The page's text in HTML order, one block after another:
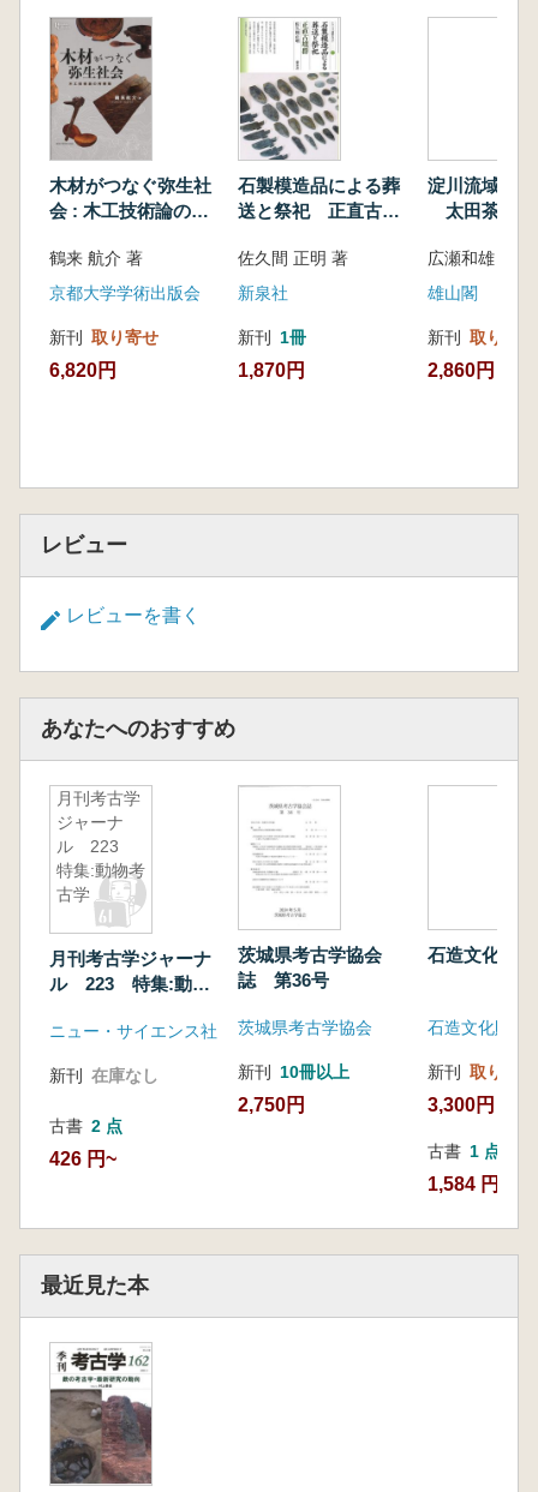
東北地方における古墳時代の鍛冶関連遺跡・遺
構(能登谷宣康)
古代〜近代の鉄と社会
古代の西部瀬戸内における製鉄導入とその背景
(村上恭通)
古代・中世日本の炭窯と技術系譜(上栫 武)
信之)
戦国時代の鉄をめぐる地域間関係― 淀川を遡
遺跡からみた幕末の近代産業化と鉄― 日本の
伝統技術と西洋の近代技術―(笹田朋孝)
坂田貝塚―(亀井 翼)
国府推定域の遺跡― 神奈川県平塚市六ノ域遺
跡第20地点―(土 任隆)
リレー連載・考古学の旬 第20回
木材がつなぐ弥生社
会 : 木工技術論の再
鶴来 航介 著
京都大学学術出版会
新刊 取り寄せ
6,820円
石製模造品による葬
送と祭祀 正直古墳
佐久間 正明 著
新泉社
新刊 1冊
1,870円
淀川流域の
太田茶臼山
て
雄山閣
新刊 取り寄せ
2,860円
レビュー
レビューを書く
あなたへのおすすめ
月刊考古学
ジャーナ
ル 223
特集:動物考
古学
月刊考古学ジャーナ
ル 223 特集:動物
ニュー・サイエンス社
新刊 在庫なし
古書 2 点
426 円~
茨城県考古学協会
誌 第36号
茨城県考古学協会
新刊 10冊以上
2,750円
石造文化財9
石造文化財調
新刊 取り寄せ
3,300円
古書 1 点
1,584 円
最近見た本